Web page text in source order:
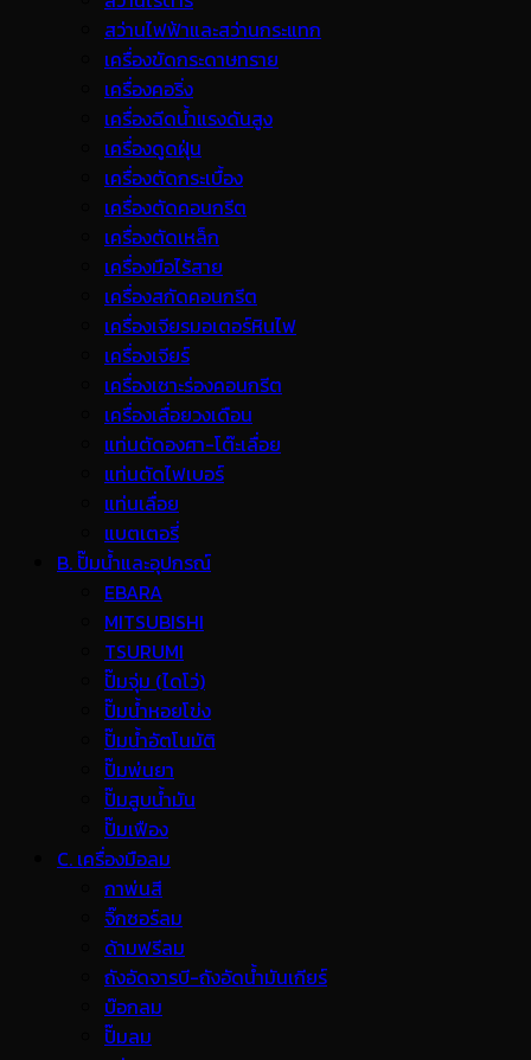
สว่านไฟฟ้าและสว่านกระแทก
เครื่องขัดกระดาษทราย
เครื่องคอริ่ง
เครื่องฉีดน้ำแรงดันสูง
เครื่องดูดฝุ่น
เครื่องตัดกระเบื้อง
เครื่องตัดคอนกรีต
เครื่องตัดเหล็ก
เครื่องมือไร้สาย
เครื่องสกัดคอนกรีต
เครื่องเจียรมอเตอร์หินไฟ
เครื่องเจียร์
เครื่องเซาะร่องคอนกรีต
เครื่องเลื่อยวงเดือน
แท่นตัดองศา-โต๊ะเลื่อย
แท่นตัดไฟเบอร์
แท่นเลื่อย
แบตเตอรี่
B. ปั๊มน้ำและอุปกรณ์
EBARA
MITSUBISHI
TSURUMI
ปั๊มจุ่ม (ไดโว่)
ปั๊มน้ำหอยโข่ง
ปั๊มน้ำอัตโนมัติ
ปั๊มพ่นยา
ปั๊มสูบน้ำมัน
ปั๊มเฟือง
C. เครื่องมือลม
กาพ่นสี
จิ๊กซอร์ลม
ด้ามฟรีลม
ถังอัดจารบี-ถังอัดน้ำมันเกียร์
บ๊อกลม
ปั๊มลม